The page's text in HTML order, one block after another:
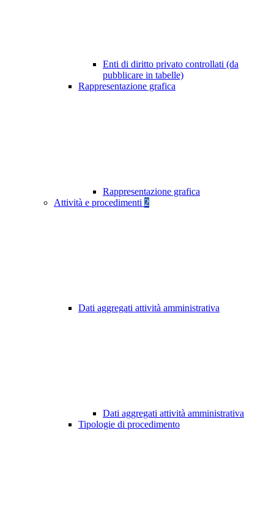
Enti di diritto privato controllati (da
pubblicare in tabelle)
Rappresentazione grafica
Rappresentazione grafica
Attività e procedimenti 2
Dati aggregati attività amministrativa
Dati aggregati attività amministrativa
Tipologie di procedimento